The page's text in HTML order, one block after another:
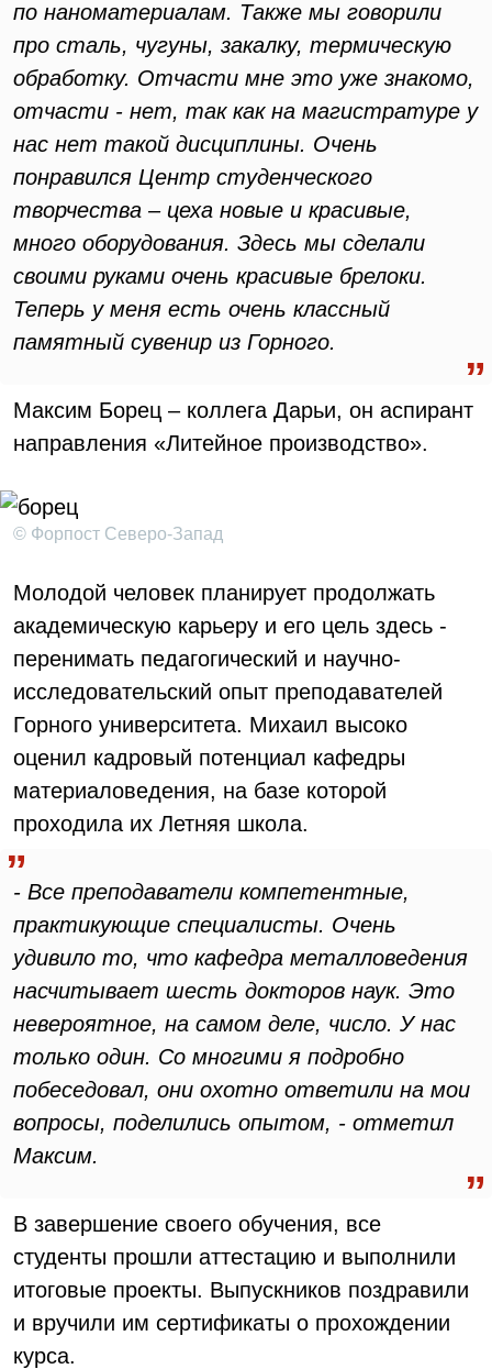
по наноматериалам. Также мы говорили
про сталь, чугуны, закалку, термическую
обработку. Отчасти мне это уже знакомо,
отчасти - нет, так как на магистратуре у
нас нет такой дисциплины. Очень
понравился Центр студенческого
творчества – цеха новые и красивые,
много оборудования. Здесь мы сделали
своими руками очень красивые брелоки.
Теперь у меня есть очень классный
памятный сувенир из Горного.
Максим Борец – коллега Дарьи, он аспирант
направления «Литейное производство».
© Форпост Северо-Запад
Молодой человек планирует продолжать
академическую карьеру и его цель здесь -
перенимать педагогический и научно-
исследовательский опыт преподавателей
Горного университета. Михаил высоко
оценил кадровый потенциал кафедры
материаловедения, на базе которой
проходила их Летняя школа.
- Все преподаватели компетентные,
практикующие специалисты. Очень
удивило то, что кафедра металловедения
насчитывает шесть докторов наук. Это
невероятное, на самом деле, число. У нас
только один. Со многими я подробно
побеседовал, они охотно ответили на мои
вопросы, поделились опытом, - отметил
Максим.
В завершение своего обучения, все
студенты прошли аттестацию и выполнили
итоговые проекты. Выпускников поздравили
и вручили им сертификаты о прохождении
курса.